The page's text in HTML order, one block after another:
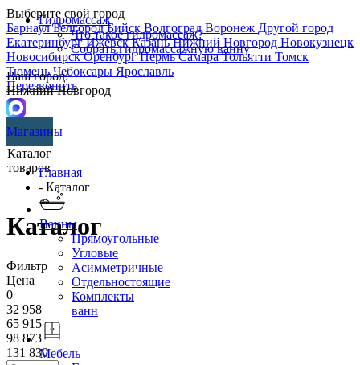
Выберите свой город
БарнаулБелгородБийск ВолгоградВоронеж Другой город
ЕкатеринбургИжевскКазаньНижний Новгород Новокузнецк
НовосибирскОренбургПермьСамараТольятти Томск
ТюменьЧебоксары Ярославль
Перезвонить
Гидромассаж
Что такое гидромассаж?
Собрать гидромассажную ванну
Ваш город:
Нижний Новгород
Магазины
Каталог
товаров
Ванны
Прямоугольные
Угловые
Асимметричные
Отдельностоящие
Комплекты
ванн
Мебель
Главная
- Каталог
Каталог
Фильтр
Цена
0
32 958
65 915
98 873
131 830